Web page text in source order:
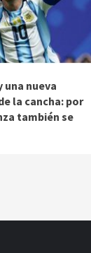
una nueva
la cancha: por
también se